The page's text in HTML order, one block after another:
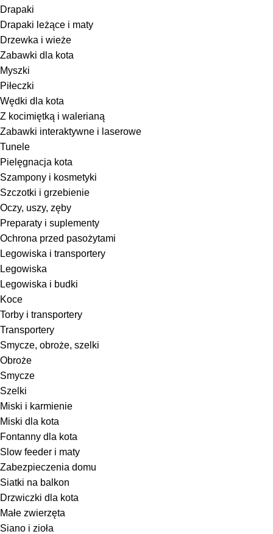
Drapaki
Drapaki leżące i maty
Drzewka i wieże
Zabawki dla kota
Myszki
Piłeczki
Wędki dla kota
Z kocimiętką i walerianą
Zabawki interaktywne i laserowe
Tunele
Pielęgnacja kota
Szampony i kosmetyki
Szczotki i grzebienie
Oczy, uszy, zęby
Preparaty i suplementy
Ochrona przed pasożytami
Legowiska i transportery
Legowiska
Legowiska i budki
Koce
Torby i transportery
Transportery
Smycze, obroże, szelki
Obroże
Smycze
Szelki
Miski i karmienie
Miski dla kota
Fontanny dla kota
Slow feeder i maty
Zabezpieczenia domu
Siatki na balkon
Drzwiczki dla kota
Małe zwierzęta
Siano i zioła